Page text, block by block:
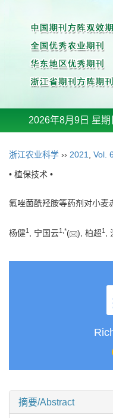
2026年8月9日 星期
浙江农业科学 ›› 2021 Vol.
• 植保技术 •
氟唑菌酰羟胺等药剂对小麦
杨健1 , 宁国云1 *( ), 柏超1 ,
摘要/Abstract